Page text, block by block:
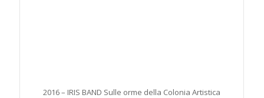
2016 – IRIS BAND Sulle orme della Colonia Artistica